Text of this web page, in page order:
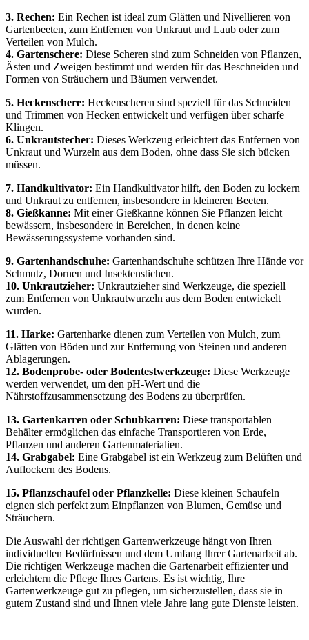
3. Rechen: Ein Rechen ist ideal zum Glätten und Nivellieren von
Gartenbeeten, zum Entfernen von Unkraut und Laub oder zum
Verteilen von Mulch.
4. Gartenschere: Diese Scheren sind zum Schneiden von Pflanzen,
Ästen und Zweigen bestimmt und werden für das Beschneiden und
Formen von Sträuchern und Bäumen verwendet.
5. Heckenschere: Heckenscheren sind speziell für das Schneiden
und Trimmen von Hecken entwickelt und verfügen über scharfe
Klingen.
6. Unkrautstecher: Dieses Werkzeug erleichtert das Entfernen von
Unkraut und Wurzeln aus dem Boden, ohne dass Sie sich bücken
müssen.
7. Handkultivator: Ein Handkultivator hilft, den Boden zu lockern
und Unkraut zu entfernen, insbesondere in kleineren Beeten.
8. Gießkanne: Mit einer Gießkanne können Sie Pflanzen leicht
bewässern, insbesondere in Bereichen, in denen keine
Bewässerungssysteme vorhanden sind.
9. Gartenhandschuhe: Gartenhandschuhe schützen Ihre Hände vor
Schmutz, Dornen und Insektenstichen.
10. Unkrautzieher: Unkrautzieher sind Werkzeuge, die speziell
zum Entfernen von Unkrautwurzeln aus dem Boden entwickelt
wurden.
11. Harke: Gartenharke dienen zum Verteilen von Mulch, zum
Glätten von Böden und zur Entfernung von Steinen und anderen
Ablagerungen.
12. Bodenprobe- oder Bodentestwerkzeuge: Diese Werkzeuge
werden verwendet, um den pH-Wert und die
Nährstoffzusammensetzung des Bodens zu überprüfen.
13. Gartenkarren oder Schubkarren: Diese transportablen
Behälter ermöglichen das einfache Transportieren von Erde,
Pflanzen und anderen Gartenmaterialien.
14. Grabgabel: Eine Grabgabel ist ein Werkzeug zum Belüften und
Auflockern des Bodens.
15. Pflanzschaufel oder Pflanzkelle: Diese kleinen Schaufeln
eignen sich perfekt zum Einpflanzen von Blumen, Gemüse und
Sträuchern.
Die Auswahl der richtigen Gartenwerkzeuge hängt von Ihren
individuellen Bedürfnissen und dem Umfang Ihrer Gartenarbeit ab.
Die richtigen Werkzeuge machen die Gartenarbeit effizienter und
erleichtern die Pflege Ihres Gartens. Es ist wichtig, Ihre
Gartenwerkzeuge gut zu pflegen, um sicherzustellen, dass sie in
gutem Zustand sind und Ihnen viele Jahre lang gute Dienste leisten.